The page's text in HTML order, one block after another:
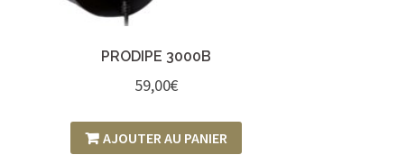
PRODIPE 3000B
59,00€
AJOUTER AU PANIER